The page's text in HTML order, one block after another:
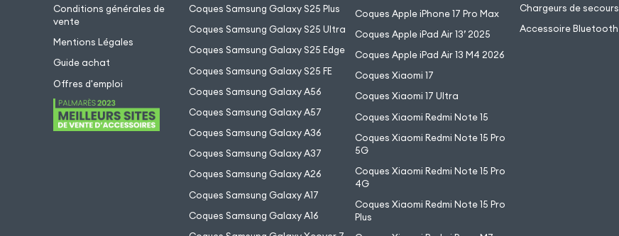
Conditions générales de
vente
Mentions Légales
Guide achat
Offres d'emploi
Coques Samsung Galaxy S25 Plus
Coques Samsung Galaxy S25 Ultra
Coques Samsung Galaxy S25 Edge
Coques Samsung Galaxy S25 FE
Coques Samsung Galaxy A56
Coques Samsung Galaxy A57
Coques Samsung Galaxy A36
Coques Samsung Galaxy A37
Coques Samsung Galaxy A26
Coques Samsung Galaxy A17
Coques Samsung Galaxy A16
Coques Apple iPhone 17 Pro Max
Coques Apple iPad Air 13’ 2025
Coques Apple iPad Air 13 M4 2026
Coques Xiaomi 17
Coques Xiaomi 17 Ultra
Coques Xiaomi Redmi Note 15
Coques Xiaomi Redmi Note 15 Pro
5G
Coques Xiaomi Redmi Note 15 Pro
4G
Coques Xiaomi Redmi Note 15 Pro
Plus
Chargeurs de secours
Accessoire Bluetooth